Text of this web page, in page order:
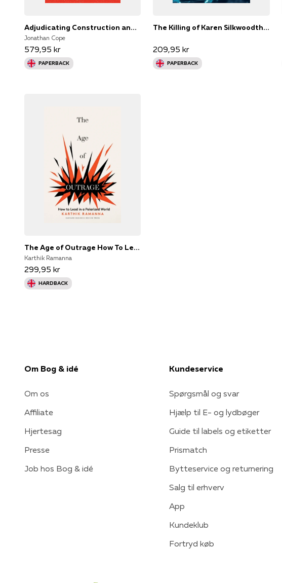
Adjudicating Construction and Engineering Disputes
Jonathan Cope
579,95 kr
PAPERBACK
The Killing of Karen Silkwoodthe Story Behind The Kerr-Mcgee
209,95 kr
PAPERBACK
The Age of Outrage How To Lead In A Polarized World
Karthik Ramanna
299,95 kr
HARDBACK
Om Bog & idé
Om os
Affiliate
Hjertesag
Presse
Job hos Bog & idé
Kundeservice
Spørgsmål og svar
Hjælp til E- og lydbøger
Guide til labels og etiketter
Prismatch
Bytteservice og returnering
Salg til erhverv
App
Kundeklub
Fortryd køb